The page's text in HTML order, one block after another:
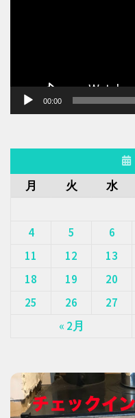
00:00
月
火 水
« 2月
4
5 6
11
12 13
18
19 20
25
26 27